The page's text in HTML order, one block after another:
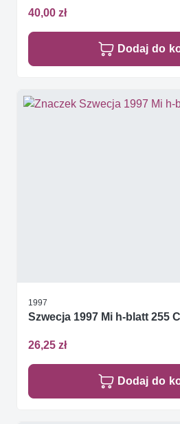
40,00 zł
Dodaj do
1997
Szwecja 1997 Mi h-blatt 255
26,25 zł
Dodaj do